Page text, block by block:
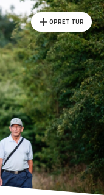
OPRET TUR